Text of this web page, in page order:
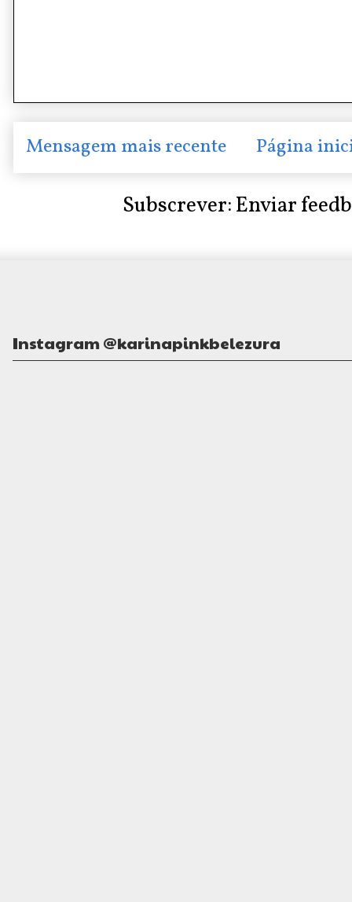
Mensagem mais recente Página
Subscrever:Enviar
Instagram @karinapinkbelezura